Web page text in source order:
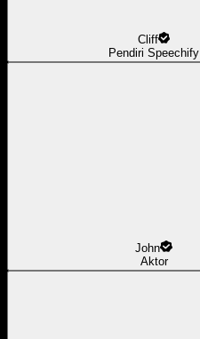
Cliff
Pendiri Speechify
John
Aktor